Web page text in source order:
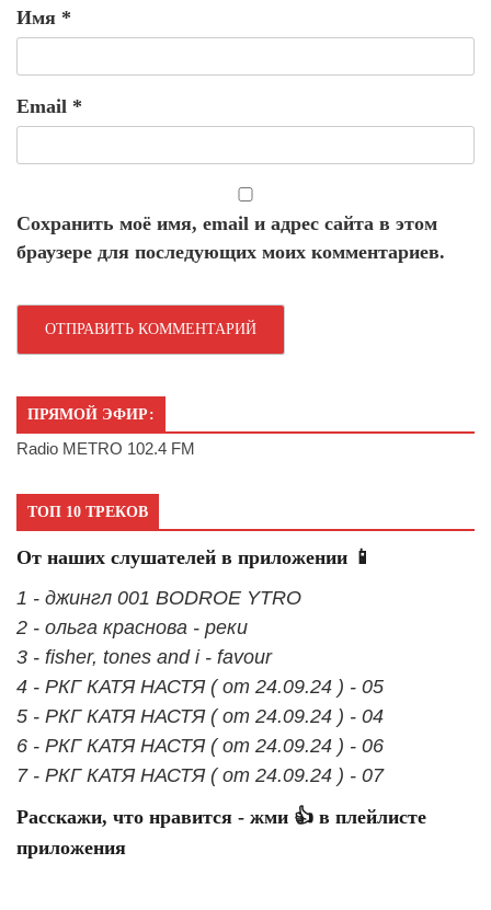
Имя *
Email *
Сохранить моё имя, email и адрес сайта в этом
браузере для последующих моих комментариев.
ПРЯМОЙ ЭФИР:
Radio METRO 102.4 FM
ТОП 10 ТРЕКОВ
От наших слушателей в приложении 📱
1 - джингл 001 BODROE YTRO
2 - ольга краснова - реки
3 - fisher, tones and i - favour
4 - РКГ КАТЯ НАСТЯ ( от 24.09.24 ) - 05
5 - РКГ КАТЯ НАСТЯ ( от 24.09.24 ) - 04
6 - РКГ КАТЯ НАСТЯ ( от 24.09.24 ) - 06
7 - РКГ КАТЯ НАСТЯ ( от 24.09.24 ) - 07
Расскажи, что нравится - жми 👍 в плейлисте
приложения